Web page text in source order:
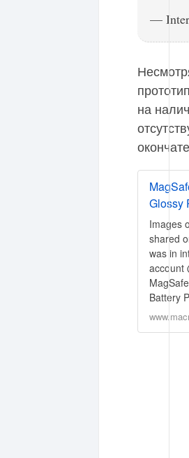
—
на
Glossy
Images
shared
was in
account
Battery